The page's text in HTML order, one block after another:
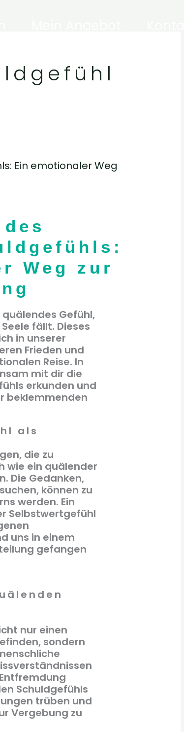
Ein emotionaler Weg
Weg zur
Gefühl,
fällt. Dieses
in unserer
Frieden und
Reise. In
mit dir die
erkunden und
beklemmenden
als
die zu
wie ein quälender
Die Gedanken,
können zu
werden. Ein
Selbstwertgefühl
uns in einem
gefangen
nur einen
sondern
Schuldgefühls
trüben und
Vergebung zu